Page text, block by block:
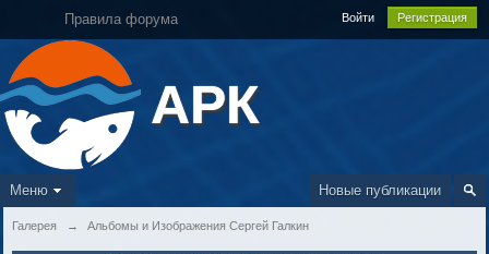
Правила форума Войти Регистрация
АРК
Новые публикации
Меню
Галерея → Альбомы и Изображения Сергей Галкин